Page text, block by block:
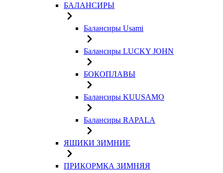
БАЛАНСИРЫ
Балансиры Usami
Балансиры LUCKY JOHN
БОКОПЛАВЫ
Балансиры KUUSAMO
Балансиры RAPALA
ЯЩИКИ ЗИМНИЕ
ПРИКОРМКА ЗИМНЯЯ